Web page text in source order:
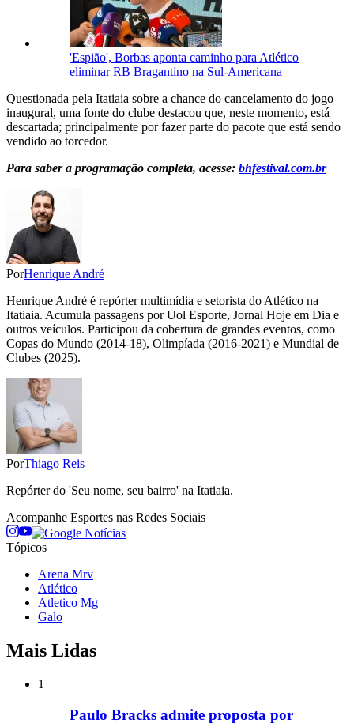
'Espião', Borbas aponta caminho para Atlético
eliminar RB Bragantino na Sul-Americana
Questionada pela Itatiaia sobre a chance do cancelamento do jogo
inaugural, uma fonte do clube destacou que, neste momento, está
descartada; principalmente por fazer parte do pacote que está sendo
vendido ao torcedor.
Para saber a programação completa, acesse: bhfestival.com.br
PorHenrique André
Henrique André é repórter multimídia e setorista do Atlético na
Itatiaia. Acumula passagens por Uol Esporte, Jornal Hoje em Dia e
outros veículos. Participou da cobertura de grandes eventos, como
Copas do Mundo (2014-18), Olimpíada (2016-2021) e Mundial de
Clubes (2025).
PorThiago Reis
Repórter do 'Seu nome, seu bairro' na Itatiaia.
Acompanhe Esportes nas Redes Sociais
Tópicos
Arena Mrv
Atlético
Atletico Mg
Galo
Mais Lidas
1
Paulo Bracks admite proposta por